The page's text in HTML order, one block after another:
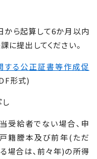
から起算して6か月以内
に提出してください。
する公正証書等作成促
形式)
受給者でない場合、申
籍謄本及び前年(ただ
場合は、前々年)の所得